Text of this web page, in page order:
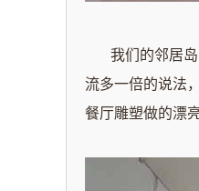
我们的邻居岛
流多一倍的说法
餐厅雕塑做的漂亮